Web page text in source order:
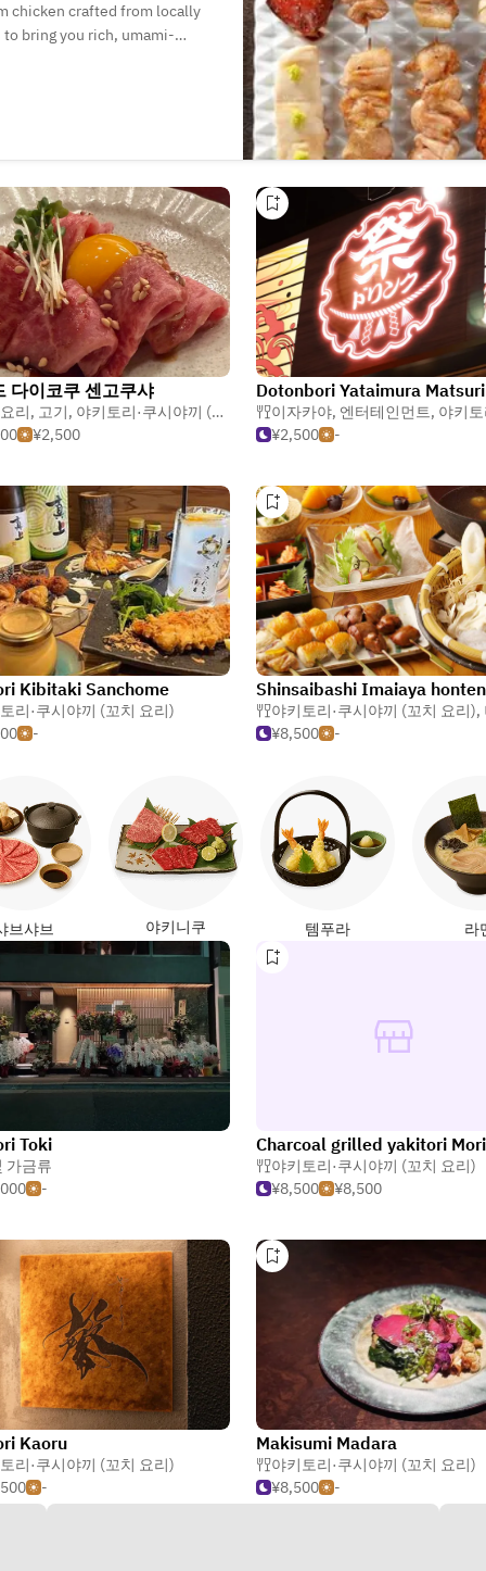
chicken crafted from locally
bring you rich, umami-
다이코쿠 센고쿠샤
리, 고기, 야키토리·쿠시야끼 (꼬치 요리)
¥2,500
Dotonbori Yataimura Matsuri
이자카야, 엔터테인먼트, 야키토리·쿠시
¥2,500
-
Kibitaki Sanchome
리·쿠시야끼 (꼬치 요리)
-
Shinsaibashi Imaiaya honten
야키토리·쿠시야끼 (꼬치 요리),
¥8,500
-
브샤브 야키니쿠 템푸라 라
Toki
가금류
-
Charcoal grilled yakitori
야키토리·쿠시야끼 (꼬치 요리)
¥8,500
¥8,500
Kaoru
리·쿠시야끼 (꼬치 요리)
-
Makisumi Madara
야키토리·쿠시야끼 (꼬치 요리)
¥8,500
-